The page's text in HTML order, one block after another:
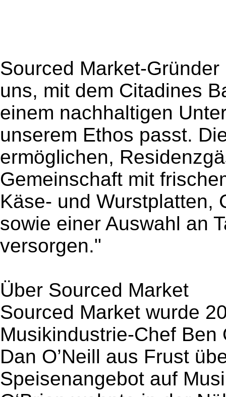
Sourced Market-
uns, mit dem Citadines
einem nachhaltigen
unserem Ethos passt.
ermöglichen,
Gemeinschaft mit
Käse- und Wurstplatten,
sowie einer Auswahl an
versorgen."
Über Sourced Market
Sourced Market wurde
Musikindustrie-Chef Ben
Dan O’Neill aus Frust
Speisenangebot auf